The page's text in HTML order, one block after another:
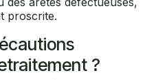
proscrite.
?